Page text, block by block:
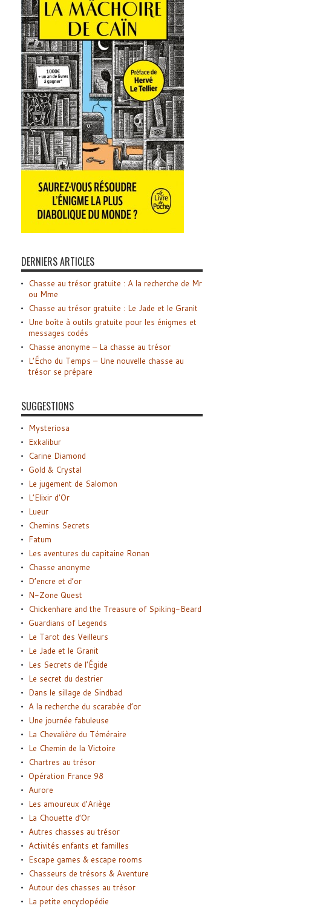
DERNIERS ARTICLES
Chasse au trésor gratuite : A la recherche de Mr
ou Mme
Chasse au trésor gratuite : Le Jade et le Granit
Une boîte à outils gratuite pour les énigmes et
messages codés
Chasse anonyme – La chasse au trésor
L’Écho du Temps – Une nouvelle chasse au
trésor se prépare
SUGGESTIONS
Mysteriosa
Exkalibur
Carine Diamond
Gold & Crystal
Le jugement de Salomon
L’Elixir d’Or
Lueur
Chemins Secrets
Fatum
Les aventures du capitaine Ronan
Chasse anonyme
D’encre et d’or
N-Zone Quest
Chickenhare and the Treasure of Spiking-Beard
Guardians of Legends
Le Tarot des Veilleurs
Le Jade et le Granit
Les Secrets de l’Égide
Le secret du destrier
Dans le sillage de Sindbad
A la recherche du scarabée d’or
Une journée fabuleuse
La Chevalière du Téméraire
Le Chemin de la Victoire
Chartres au trésor
Opération France 98
Aurore
Les amoureux d’Ariège
La Chouette d’Or
Autres chasses au trésor
Activités enfants et familles
Escape games & escape rooms
Chasseurs de trésors & Aventure
Autour des chasses au trésor
La petite encyclopédie